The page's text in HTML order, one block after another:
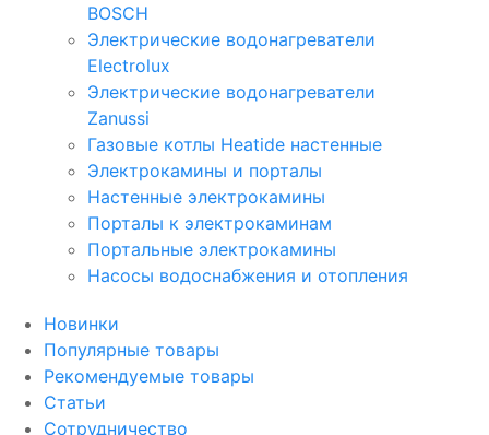
BOSCH
Электрические водонагреватели
Electrolux
Электрические водонагреватели
Zanussi
Газовые котлы Heatide настенные
Электрокамины и порталы
Настенные электрокамины
Порталы к электрокаминам
Портальные электрокамины
Насосы водоснабжения и отопления
Новинки
Популярные товары
Рекомендуемые товары
Статьи
Сотрудничество